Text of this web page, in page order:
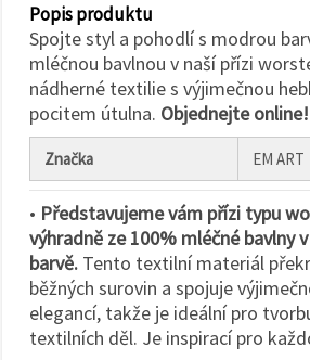
Popis produktu
Spojte styl a pohodlí s modrou
mléčnou bavlnou v naší přízi
nádherné textilie s výjimečnou
pocitem útulna. Objednejte online!
Značka EM ART
• Představujeme vám přízi typu
výhradně ze 100% mléčné bavlny
barvě. Tento textilní materiál
běžných surovin a spojuje
elegancí, takže je ideální pro
textilních děl. Je inspirací pro